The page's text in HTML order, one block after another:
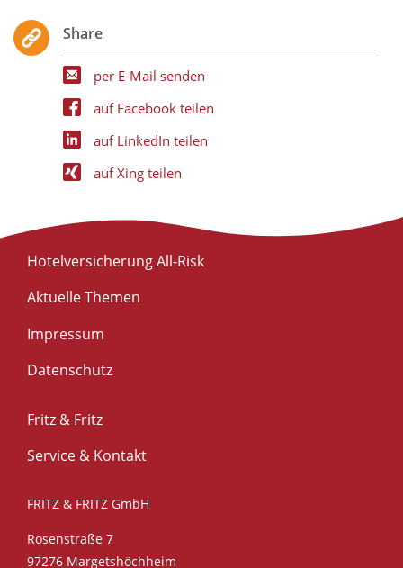
Share
per E-Mail senden
auf Facebook teilen
auf LinkedIn teilen
auf Xing teilen
Hotelversicherung All-Risk
Aktuelle Themen
Impressum
Datenschutz
Fritz & Fritz
Service & Kontakt
FRITZ & FRITZ GmbH
Rosenstraße 7
97276 Margetshöchheim